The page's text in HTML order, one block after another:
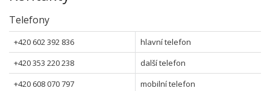
Telefony
+420 602 392 836
hlavní telefon
+420 353 220 238
další telefon
+420 608 070 797
mobilní telefon